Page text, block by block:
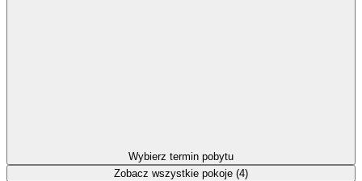
Wybierz termin pobytu
Zobacz wszystkie pokoje (4)